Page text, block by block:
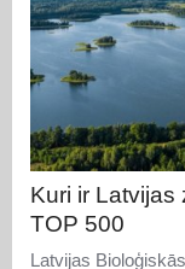
Kuri ir Latvijas
TOP 500
Latvijas